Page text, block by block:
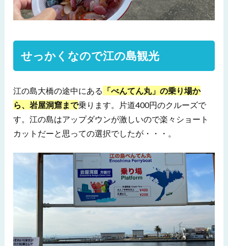
せっかくなので江の島観光
江の島大橋の途中にある 「べんてん丸」の乗り場か
ら、岩屋洞窟まで乗ります。片道400円のクルーズで
す。江の島はアップダウンが激しいので楽々ショート
カットだーと思っての選択でしたが・・・。